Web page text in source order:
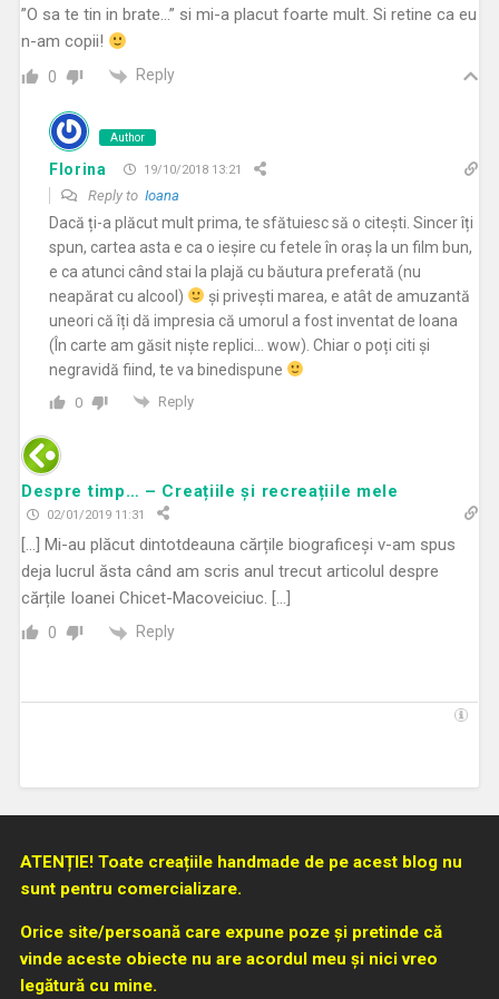
”O sa te tin in brate…” si mi-a placut foarte mult. Si retine ca eu
n-am copii!
0 Reply
Author
Florina 19/10/2018 13:21
Reply to Ioana
Dacă ți-a plăcut mult prima, te sfătuiesc să o citești. Sincer îți
spun, cartea asta e ca o ieșire cu fetele în oraș la un film bun,
e ca atunci când stai la plajă cu băutura preferată (nu
neapărat cu alcool)
și privești marea, e atât de amuzantă
uneori că îți dă impresia că umorul a fost inventat de Ioana
(În carte am găsit niște replici… wow). Chiar o poți citi și
negravidă fiind, te va binedispune
0 Reply
Despre timp… – Creațiile și recreațiile mele
02/01/2019 11:31
[…] Mi-au plăcut dintotdeauna cărțile biograficeși v-am spus
deja lucrul ăsta când am scris anul trecut articolul despre
cărțile Ioanei Chicet-Macoveiciuc. […]
0 Reply
ATENȚIE! Toate creațiile handmade de pe acest blog nu
sunt pentru comercializare.
Orice site/persoană care expune poze și pretinde că
vinde aceste obiecte nu are acordul meu și nici vreo
legătură cu mine.